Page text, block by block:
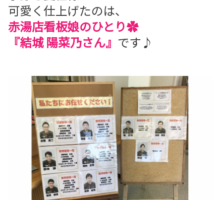
可愛く仕上げたのは、
赤湯店看板娘のひとり✿
『結城 陽菜乃さん』 です♪